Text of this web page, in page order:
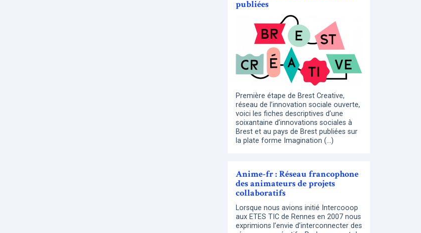
publiées
Première étape de Brest Creative,
réseau de l’innovation sociale ouverte,
voici les fiches descriptives d’une
soixantaine d’innovations sociales à
Brest et au pays de Brest publiées sur
la plate forme Imagination (…)
Anime-fr : Réseau francophone
des animateurs de projets
collaboratifs
Lorsque nous avions initié Intercooop
aux ETES TIC de Rennes en 2007 nous
exprimions l’envie d’interconnecter des